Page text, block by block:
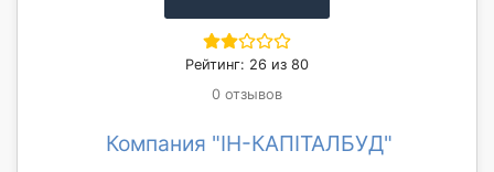
Рейтинг: 26 из 80
0 отзывов
Компания "ІН-КАПІТАЛБУД"